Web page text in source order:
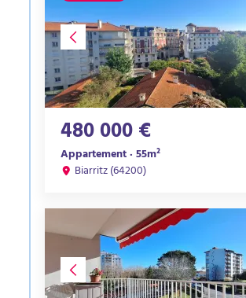
480 000 €
Appartement · 55m²
Biarritz (64200)